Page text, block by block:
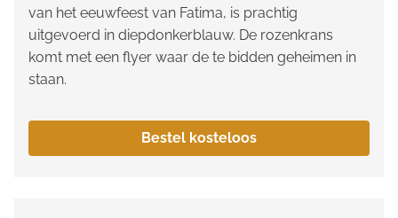
van het eeuwfeest van Fatima, is prachtig
uitgevoerd in diepdonkerblauw. De rozenkrans
komt met een flyer waar de te bidden geheimen in
staan.
Bestel kosteloos